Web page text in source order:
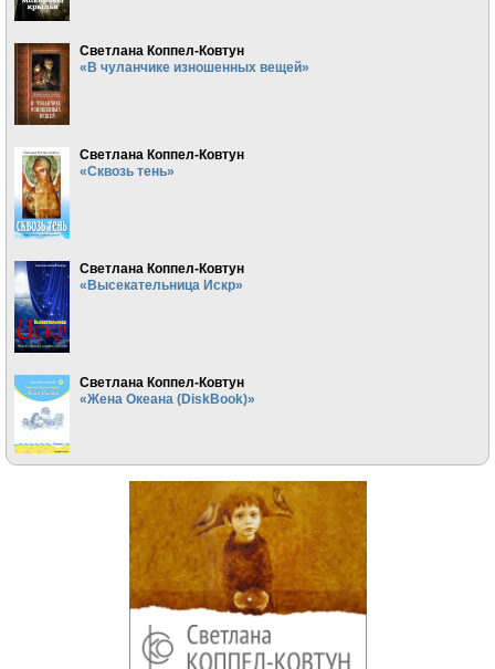
Светлана Коппел-Ковтун
«В чуланчике изношенных вещей»
Светлана Коппел-Ковтун
«Сквозь тень»
Светлана Коппел-Ковтун
«Высекательница Искр»
Светлана Коппел-Ковтун
«Жена Океана (DiskBook)»